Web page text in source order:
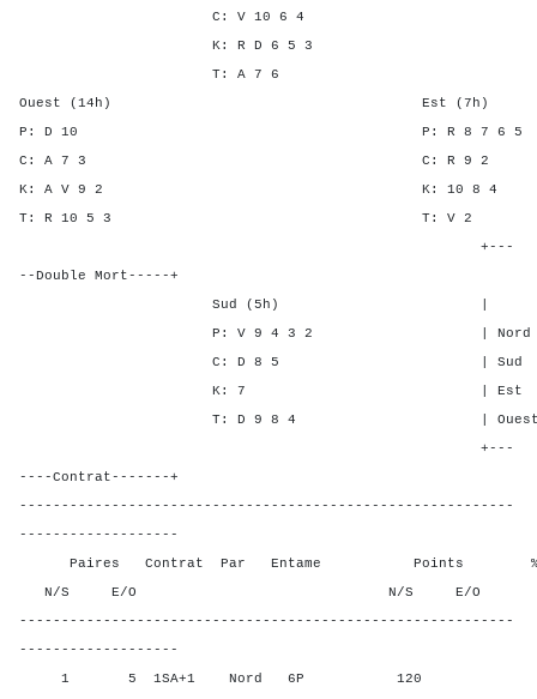
C: V 10 6 4
K: R D 6 5 3
T: A 7 6
Ouest (14h) Est (7h)
P: D 10 P: R 8 7
C: A 7 3 C: R
K: A V 9 2 K: 10
T: R 10 5 3 T:
+---
--Double Mort-----+
Sud (5h) | SA P C
P: V 9 4 3 2 | Nord -
C: D 8 5 | Sud - -
K: 7 | Est 1 1 -
T: D 9 8 4 | Ouest 1
+---
----Contrat-------+
-----------------------------------------------------------
-------------------
Paires Contrat Par Entame Points %
N/S E/O N/S E/O N/
-----------------------------------------------------------
-------------------
1 5 1SA+1 Nord 6P 120